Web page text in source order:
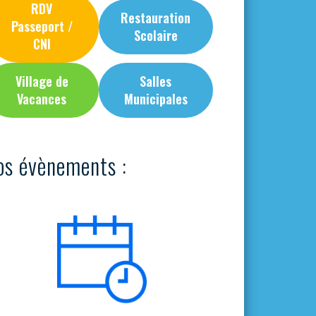
RDV
Passeport /
CNI
Restauration
Scolaire
Village de
Vacances
Salles
Municipales
évènements :